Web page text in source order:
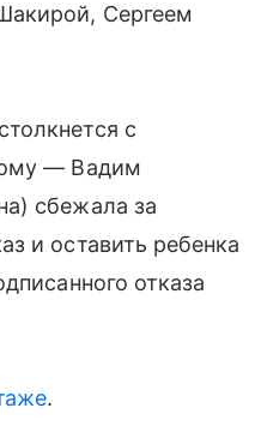
Сергеем
с
— Вадим
сбежала за
и оставить ребенка
отказа
.